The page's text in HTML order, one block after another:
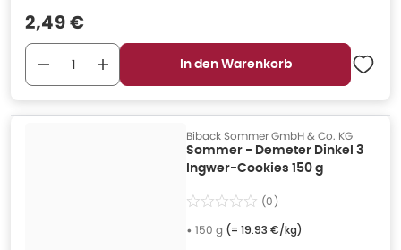
Verkaufspreis
2,49 €
In den Warenkorb
Biback Sommer GmbH & Co. KG
Sommer - Demeter Dinkel 3
Ingwer-Cookies 150 g
(0)
• 150 g (= 19.93 €/kg)